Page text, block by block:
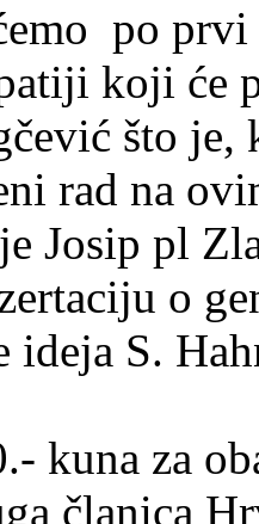
po
koji će
što je,
rad na
Josip pl
o
ideja S.
kuna za
članica